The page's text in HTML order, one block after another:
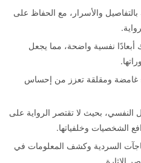
والأسرار، مع الحفاظ على
نفسية واضحة، مما يجعل
غامضة ومقلقة تعزز من إحساس
النفسي، بحيث لا تقتصر الرواية على
الشخصيات وخلفياتها.
السردية وكشف المعلومات في
الإثارة.